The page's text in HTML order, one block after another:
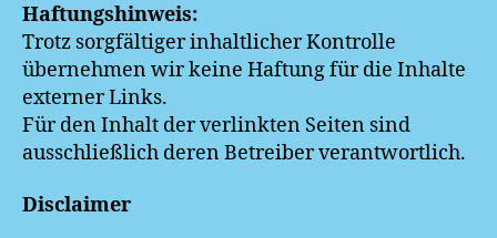
Haftungshinweis:
Trotz sorgfältiger inhaltlicher Kontrolle
übernehmen wir keine Haftung für die Inhalte
externer Links.
Für den Inhalt der verlinkten Seiten sind
ausschließlich deren Betreiber verantwortlich.
Disclaimer